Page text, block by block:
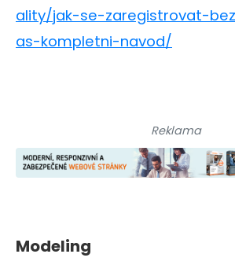
ality/jak-se-zaregistrovat-
as-kompletni-navod/
Reklama
Modeling